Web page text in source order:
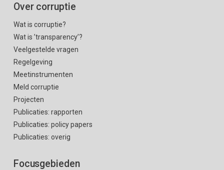
Over corruptie
Wat is corruptie?
Wat is ’transparency’?
Veelgestelde vragen
Regelgeving
Meetinstrumenten
Meld corruptie
Projecten
Publicaties: rapporten
Publicaties: policy papers
Publicaties: overig
Focusgebieden